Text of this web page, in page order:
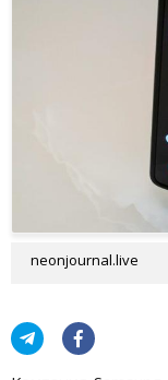
neonjournal.live